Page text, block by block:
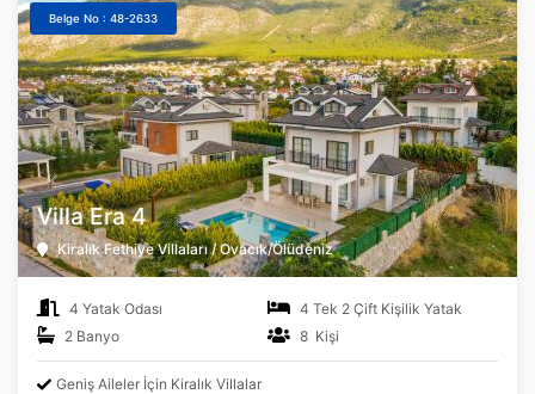
Belge No : 48-2633
Villa Era 4
Kiralık Fethiye Villaları / Ovacık/Ölüdeniz
4 Yatak Odası
4 Tek 2 Çift Kişilik Yatak
2 Banyo
8 Kişi
Geniş Aileler İçin Kiralık Villalar